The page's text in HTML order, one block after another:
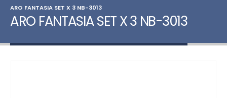
ARO FANTASIA SET X 3 NB-3013
ARO FANTASIA SET X 3 NB-3013